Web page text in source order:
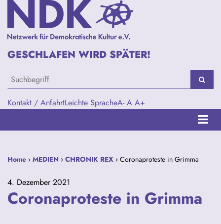
Kontakt / AnfahrtLeichte SpracheA- A A+
GESCHLAFEN WIRD SPÄTER!
Home › MEDIEN › CHRONIK REX › Coronaproteste in Grimma
4. Dezember 2021
Coronaproteste in Grimma